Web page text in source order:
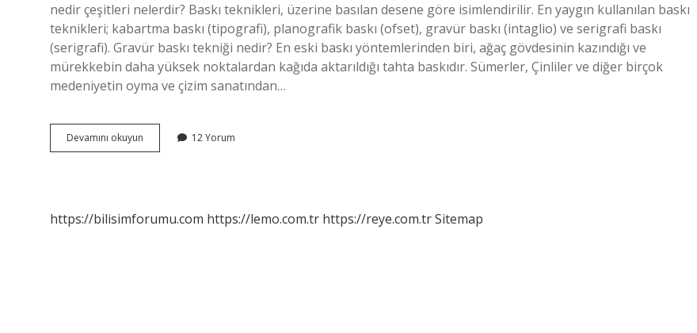
nedir çeşitleri nelerdir? Baskı teknikleri, üzerine basılan desene göre isimlendirilir. En yaygın kullanılan baskı
teknikleri; kabartma baskı (tipografi), planografik baskı (ofset), gravür baskı (intaglio) ve serigrafi baskı
(serigrafi). Gravür baskı tekniği nedir? En eski baskı yöntemlerinden biri, ağaç gövdesinin kazındığı ve
mürekkebin daha yüksek noktalardan kağıda aktarıldığı tahta baskıdır. Sümerler, Çinliler ve diğer birçok
medeniyetin oyma ve çizim sanatından…
Devamını okuyun
Baskı
12 Yorum
https://bilisimforumu.com https://lemo.com.tr https://reye.com.trSitemap